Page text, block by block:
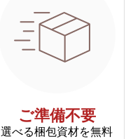
ご準備不要
選べる梱包資材を無料